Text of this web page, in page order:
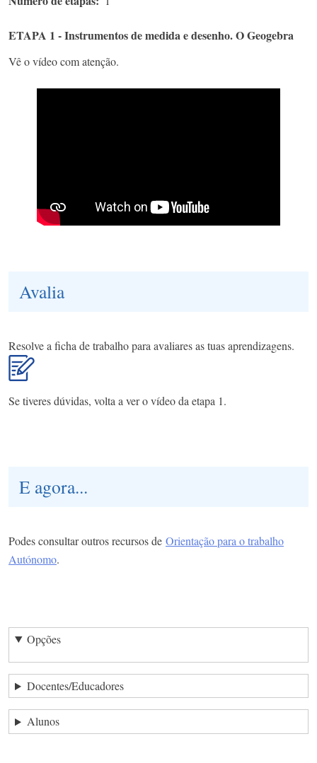
ETAPA 1 - Instrumentos de medida e desenho. O Geogebra
Vê o vídeo com atenção.
Avalia
Resolve a ficha de trabalho para avaliares as tuas aprendizagens.
Se tiveres dúvidas, volta a ver o vídeo da etapa 1.
E agora...
Podes consultar outros recursos de Orientação para o trabalho
Autónomo.
Opções
Docentes/Educadores
Alunos